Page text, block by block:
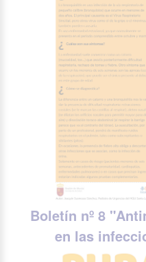
Boletín nº 8 "
en las